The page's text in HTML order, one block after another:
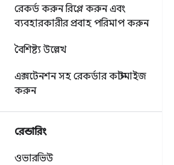
রেকর্ড করুনরিপ্লে করুন এবং
ব্যবহারকারীর প্রবাহ পরিমাপ করুন
বৈশিষ্ট্য উল্লেখ
এক্সটেনশন সহ রেকর্ডার কাস্টমাইজ
করুন
রেন্ডারিং
ওভারভিউ